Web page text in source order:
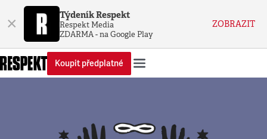
× Týdeník Respekt
Respekt Media
ZDARMA - na Google Play
ZOBRAZIT
Koupit předplatné